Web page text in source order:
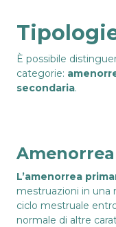
È possibile
categorie:
secondaria.
L’amenorrea
mestruazioni in una
ciclo mestruale
normale di altre